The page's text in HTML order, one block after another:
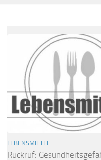
LEBENSMITTEL
Rückruf: